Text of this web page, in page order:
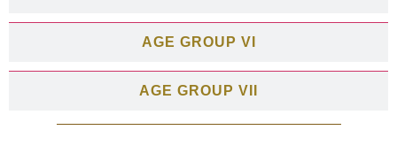
AGE GROUP VI
AGE GROUP VII